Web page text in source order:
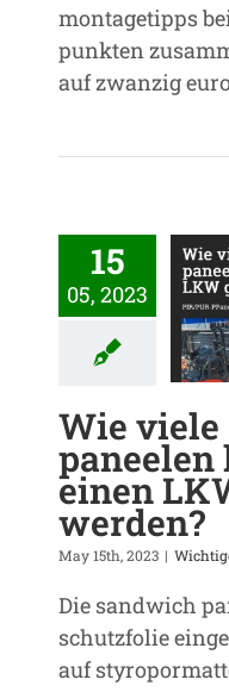
montagetipps
punkten
auf zwanzig
15
05, 2023
sandwich
können in
LKW geladen
Wie
einen
werden?
May 15th, 2023 |
Die sandwich
schutzfolie
auf